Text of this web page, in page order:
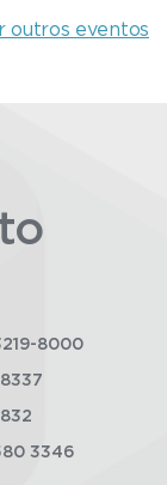
outros eventos
8000
3346